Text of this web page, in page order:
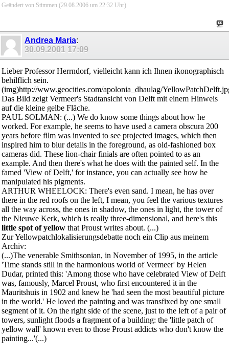
Geändert von Stimmen (29.08.2006 um 22:32 Uhr)
Andrea Maria:
30.09.2001 17:09
Lieber Professor Herrndorf, vielleicht kann ich Ihnen ikonographisch
behilflich sein.
(img)http://www.geocities.com/apolonia_dhaulag/
Das Bild zeigt Vermeer's Stadtansicht von Delft mit einem Hinweis
auf die kleine gelbe Fläche.
PAUL SOLMAN: (...) We do know some things about how he
worked. For example, he seems to have used a camera obscura 200
years before film was invented to see projected images, which then
inspired him to blur details in the foreground, as old-fashioned box
cameras did. These lion-chair finials are often pointed to as an
example. And then there's what he does with the painted self. In the
famed 'View of Delft,' for instance, you can actually see how he
manipulated his pigments.
ARTHUR WHEELOCK: There's even sand. I mean, he has over
there in the red roofs on the left, I mean, you feel the various textures
all the way across, the ones in shadow, the ones in light, the tower of
the Nieuwe Kerk, which is really three-dimensional, and here's this
little spot of yellow that Proust writes about. (...)
Zur Yellowpatchlokalisierungsdebatte noch ein Clip aus meinem
Archiv:
(...)The venerable Smithsonian, in November of 1995, in the article
'Time stands still in the harmonious world of Vermeer' by Helen
Dudar, printed this: 'Among those who have celebrated View of Delft
was, famously, Marcel Proust, who first encountered it in the
Mauritshuis in 1902 and knew he 'had seen the most beautiful picture
in the world.' He loved the painting and was transfixed by one small
segment of it. On the right side of the scene, just to the left of a pair of
towers, sunlight floods a fragment of a building: the 'little patch of
yellow wall' known even to those Proust addicts who don't know the
painting...'(...)